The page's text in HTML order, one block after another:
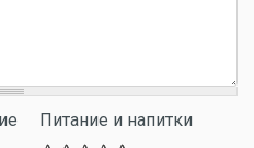
Питание и напитки